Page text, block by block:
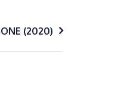
(2020)